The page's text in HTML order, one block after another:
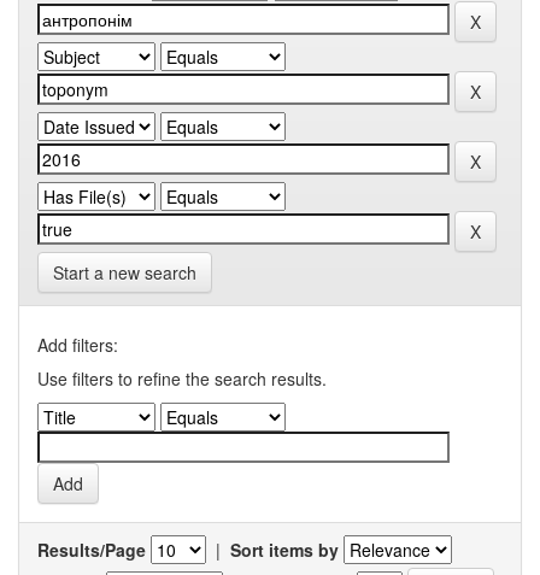
Start a new search
Add filters:
Use filters to refine the search results.
Results/Page | Sort items by